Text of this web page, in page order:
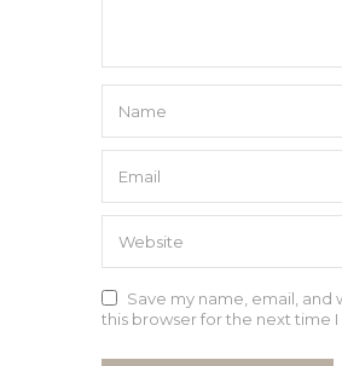
Save my name, email, and
this browser for the next time I